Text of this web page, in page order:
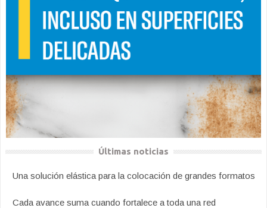
Últimas noticias
Una solución elástica para la colocación de grandes formatos
Cada avance suma cuando fortalece a toda una red